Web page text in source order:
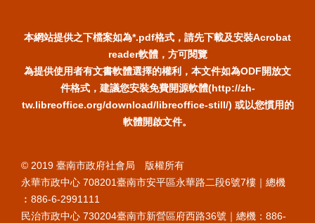
本網站提供之下檔案如為*.pdf格式，請先下載及安裝Acrobat
reader軟體，方可閱覽
為提供使用者有文書軟體選擇的權利，本文件如為ODF開放文
件格式，建議您安裝免費開源軟體(http://zh-
tw.libreoffice.org/download/libreoffice-still/) 或以您慣用的
軟體開啟文件。
© 2019 臺南市政府社會局 版權所有
永華市政中心 708201臺南市安平區永華路二段6號7樓｜總機
︰886-6-2991111
民治市政中心 730204臺南市新營區府西路36號｜總機：886-